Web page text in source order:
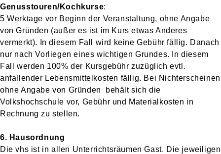
Genusstouren/Kochkurse:
5 Werktage vor Beginn der Veranstaltung, ohne Angabe
von Gründen (außer es ist im Kurs etwas Anderes
vermerkt). In diesem Fall wird keine Gebühr fällig. Danach
nur nach Vorliegen eines wichtigen Grundes. In diesem
Fall werden 100% der Kursgebühr zuzüglich evtl.
anfallender Lebensmittelkosten fällig. Bei Nichterscheinen
ohne Angabe von Gründen behält sich die
Volkshochschule vor, Gebühr und Materialkosten in
Rechnung zu stellen.
6. Hausordnung
Die vhs ist in allen Unterrichtsräumen Gast. Die jeweiligen